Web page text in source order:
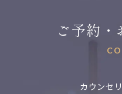
ご予約
カウンセ